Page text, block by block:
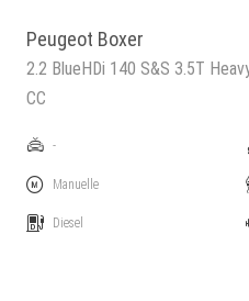
Peugeot Boxer
2.2 BlueHDi 140 S&S 3.5T
CC
-
Manuelle
Diesel